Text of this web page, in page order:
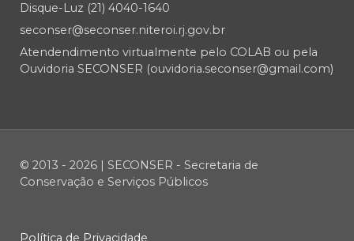
Disque-Luz (21) 4040-1640
seconser@seconser.niteroi.rj.gov.br
Atendendimento virtualmente pelo COLAB ou pela
Ouvidoria SECONSER (ouvidoria.seconser@gmail.com)
© 2013 - 2026 | SECONSER - Secretaria de
Conservação e Serviços Públicos
Política de Privacidade